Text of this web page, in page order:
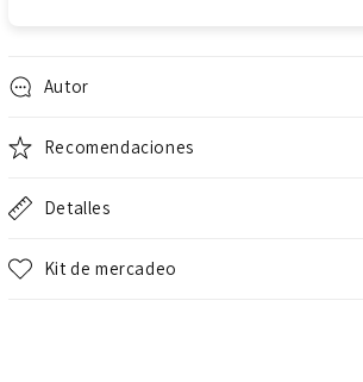
Autor
Recomendaciones
Detalles
Kit de mercadeo